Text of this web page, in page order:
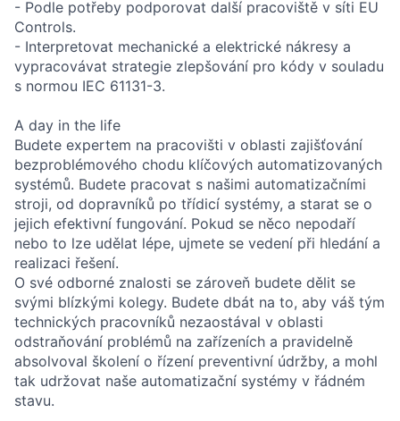
- Podle potřeby podporovat další pracoviště v síti EU
Controls.
- Interpretovat mechanické a elektrické nákresy a
vypracovávat strategie zlepšování pro kódy v souladu
s normou IEC 61131-3.
A day in the life
Budete expertem na pracovišti v oblasti zajišťování
bezproblémového chodu klíčových automatizovaných
systémů. Budete pracovat s našimi automatizačními
stroji, od dopravníků po třídicí systémy, a starat se o
jejich efektivní fungování. Pokud se něco nepodaří
nebo to lze udělat lépe, ujmete se vedení při hledání a
realizaci řešení.
O své odborné znalosti se zároveň budete dělit se
svými blízkými kolegy. Budete dbát na to, aby váš tým
technických pracovníků nezaostával v oblasti
odstraňování problémů na zařízeních a pravidelně
absolvoval školení o řízení preventivní údržby, a mohl
tak udržovat naše automatizační systémy v řádném
stavu.